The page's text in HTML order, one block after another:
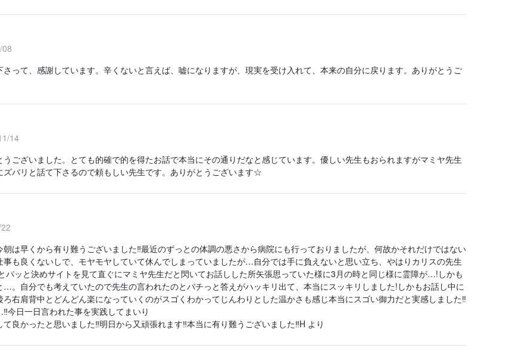
さって、感謝しています。辛くないと言えば、嘘になりますが、現実を受け入れて、本来の自分に戻ります。ありがとうご
14
うございました。とても的確で的を得たお話で本当にその通りだなと感じています。優しい先生もおられますがマミヤ先生
ズバリと話て下さるので頼もしい先生です。ありがとうございます☆
朝は早くから有り難うございました‼最近のずっとの体調の悪さから病院にも行っておりましたが、何故かそれだけではない
事も良くないしで、モヤモヤしていて休んでしまっていましたが…自分では手に負えないと思い立ち、やはりカリスの先生
パッと決めサイトを見て直ぐにマミヤ先生だと閃いてお話しした所矢張思っていた様に3月の時と同じ様に霊障が…!しかも
…。自分でも考えていたので先生の言われたのとバチっと答えがハッキリ出て、本当にスッキリしました!しかもお話し中に
ろ右肩背中とどんどん楽になっていくのがスゴくわかってじんわりとした温かさも感じ本当にスゴい御力だと実感しました‼
今日一日言われた事を実践してまいり
良かったと思いました‼明日から又頑張れます‼本当に有り難うございました‼H より